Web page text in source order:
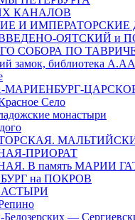
КАНАЛОВ
И ИМПЕРАТОРСКИЕ
ОЯТСКИЙ и
СОБОРА ПО
замок, библиотека
Село
монастыри
ПРИОРАТ
В память МАРИИ
на ПОКРОВ
Белозерских —